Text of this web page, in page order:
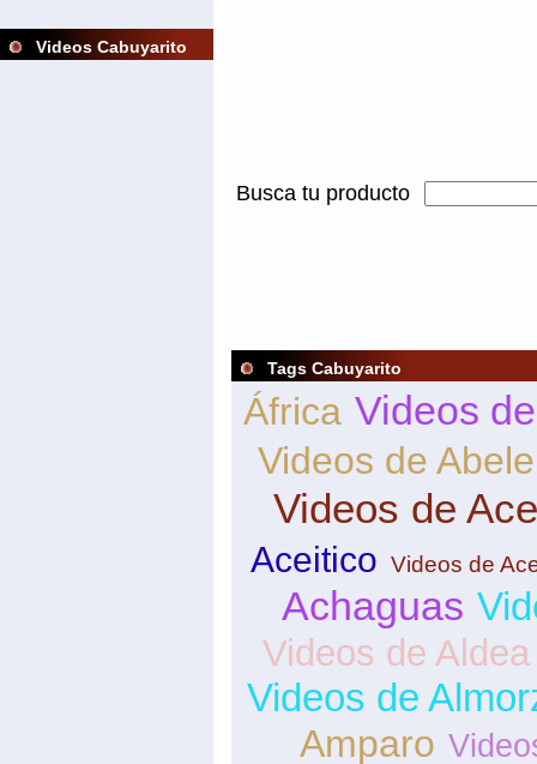
Videos Cabuyarito
Busca tu producto
Tags Cabuyarito
África Videos
Videos de
Videos de
Aceitico Videos de
Achaguas
Videos de
Videos de
Amparo